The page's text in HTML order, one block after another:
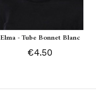
Elma - Tube Bonnet Blanc
€4.50